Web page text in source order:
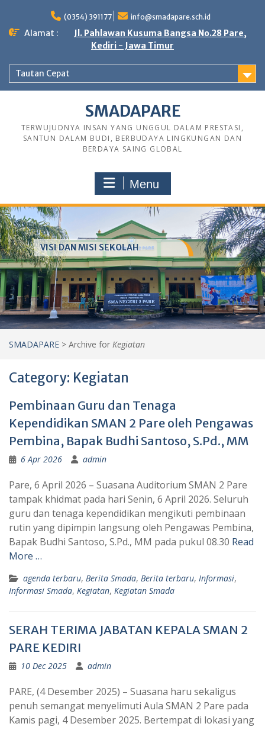
content
(0354) 391177 info@smadapare.sch.id
Alamat :
Jl. Pahlawan Kusuma Bangsa No.28 Pare,
Kediri - Jawa Timur
Tautan Cepat
SMADAPARE
TERWUJUDNYA INSAN YANG UNGGUL DALAM PRESTASI,
SANTUN DALAM BUDI, BERBUDAYA LINGKUNGAN DAN
BERDAYA SAING GLOBAL
Menu
VISI DAN MISI SEKOLAH
SMADAPARE > Archive for Kegiatan
Category: Kegiatan
Pembinaan Guru dan Tenaga
Kependidikan SMAN 2 Pare oleh Pengawas
Pembina, Bapak Budhi Santoso, S.Pd., MM
6 Apr 2026 admin
Pare, 6 April 2026 – Suasana Auditorium SMAN 2 Pare
tampak khidmat pada hari Senin, 6 April 2026. Seluruh
guru dan tenaga kependidikan mengikuti pembinaan
rutin yang dipimpin langsung oleh Pengawas Pembina,
Bapak Budhi Santoso, S.Pd., MM pada pukul 08.30 Read
More …
agenda terbaru, Berita Smada, Berita terbaru, Informasi,
Informasi Smada, Kegiatan, Kegiatan Smada
SERAH TERIMA JABATAN KEPALA SMAN 2
PARE KEDIRI
10 Dec 2025 admin
PARE, (4 Desember 2025) – Suasana haru sekaligus
penuh semangat menyelimuti Aula SMAN 2 Pare pada
Kamis pagi, 4 Desember 2025. Bertempat di lokasi yang